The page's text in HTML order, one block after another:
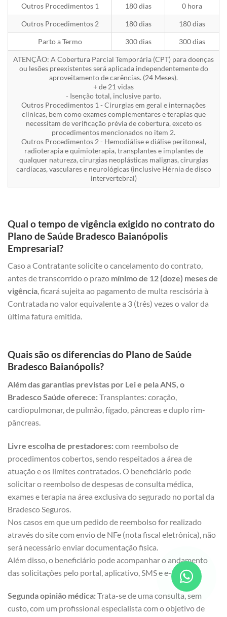
Outros Procedimentos 1 180 dias 0 hora
Outros Procedimentos 2 180 dias 180 dias
Parto a Termo 300 dias 300 dias
ATENÇÃO: A Cobertura Parcial Temporária (CPT) para doenças
ou lesões preexistentes será aplicada independentemente do
aproveitamento de carências. (24 Meses).
+ de 21 vidas
- Isenção total, inclusive parto.
Outros Procedimentos 1 - Cirurgias em geral e internações
clinicas, bem como exames complementares e terapias que
necessitam de verificação prévia de cobertura, exceto os
procedimentos mencionados no item 2.
Outros Procedimentos 2 - Hemodiálise e diálise peritoneal,
radioterapia e quimioterapia, transplantes e implantes de
qualquer natureza, cirurgias neoplásticas malignas, cirurgias
cardíacas, vasculares e neurológicas (inclusive Hérnia de disco
intervertebral)
Qual o tempo de vigência exigido no contrato do
Plano de Saúde Bradesco Baianópolis
Empresarial?
Caso a Contratante solicite o cancelamento do contrato,
antes de transcorrido o prazo mínimo de 12 (doze) meses de
vigência, ficará sujeita ao pagamento de multa rescisória à
Contratada no valor equivalente a 3 (três) vezes o valor da
última fatura emitida.
Quais são os diferencias do Plano de Saúde
Bradesco Baianópolis?
Além das garantias previstas por Lei e pela ANS, o
Bradesco Saúde oferece:Transplantes: coração,
cardiopulmonar, de pulmão, fígado, pâncreas e duplo rim-
pâncreas.
Livre escolha de prestadores:com reembolso de
procedimentos cobertos, sendo respeitados a área de
atuação e os limites contratados. O beneficiário pode
solicitar o reembolso de despesas de consulta médica,
exames e terapia na área exclusiva do segurado no portal da
Bradesco Seguros.
Nos casos em que um pedido de reembolso for realizado
através do site com envio de NFe (nota fiscal eletrônica), não
será necessário enviar documentação fisica.
Além disso, o beneficiário pode acompanhar o andamento
das solicitações pelo portal, aplicativo, SMS e e-mail.
Segunda opinião médica:Trata-se de uma consulta, sem
custo, com um profissional especialista com o objetivo de